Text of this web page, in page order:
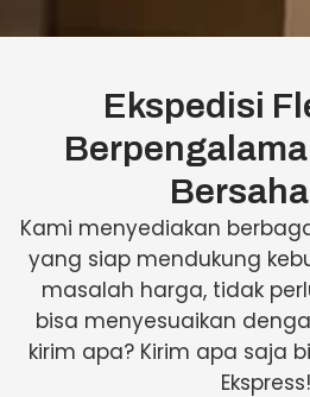
Ekspedisi
Kami menyediakan
yang siap mendukung
masalah harga, tidak
bisa menyesuaikan
kirim apa? Kirim apa saja
Ekspress!